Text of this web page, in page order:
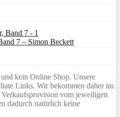
7 – Simon Beckett
kein Online Shop. Unsere
Links. Wir bekommen daher im
vom jeweiligen
dadurch natürlich keine